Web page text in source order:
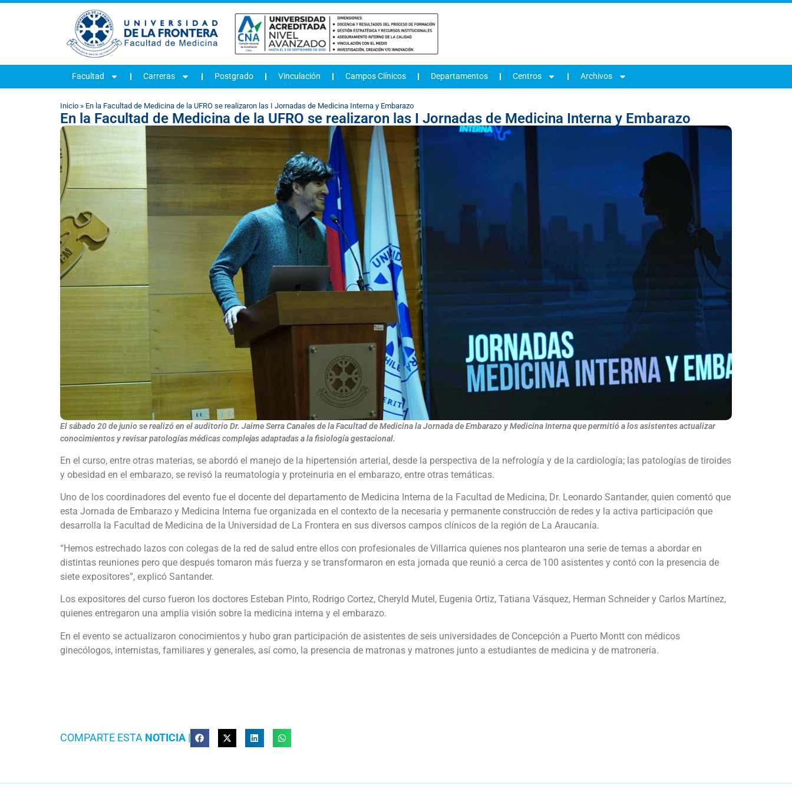
Facultad Carreras Postgrado Vinculación Campos Clínicos Departamentos Centros Archivos
Inicio » En la Facultad de Medicina de la UFRO se realizaron las I Jornadas de Medicina Interna y Embarazo
En la Facultad de Medicina de la UFRO se realizaron las I Jornadas de Medicina Interna y Embarazo
El sábado 20 de junio se realizó en el auditorio Dr. Jaime Serra Canales de la Facultad de Medicina la Jornada de Embarazo y Medicina Interna que permitió a los asistentes actualizar
conocimientos y revisar patologías médicas complejas adaptadas a la fisiología gestacional.
En el curso, entre otras materias, se abordó el manejo de la hipertensión arterial, desde la perspectiva de la nefrología y de la cardiología; las patologías de tiroides
y obesidad en el embarazo, se revisó la reumatología y proteinuria en el embarazo, entre otras temáticas.
Uno de los coordinadores del evento fue el docente del departamento de Medicina Interna de la Facultad de Medicina, Dr. Leonardo Santander, quien comentó que
esta Jornada de Embarazo y Medicina Interna fue organizada en el contexto de la necesaria y permanente construcción de redes y la activa participación que
desarrolla la Facultad de Medicina de la Universidad de La Frontera en sus diversos campos clínicos de la región de La Araucanía.
“Hemos estrechado lazos con colegas de la red de salud entre ellos con profesionales de Villarrica quienes nos plantearon una serie de temas a abordar en
distintas reuniones pero que después tomaron más fuerza y se transformaron en esta jornada que reunió a cerca de 100 asistentes y contó con la presencia de
siete expositores”, explicó Santander.
Los expositores del curso fueron los doctores Esteban Pinto, Rodrigo Cortez, Cheryld Mutel, Eugenia Ortiz, Tatiana Vásquez, Herman Schneider y Carlos Martínez,
quienes entregaron una amplia visión sobre la medicina interna y el embarazo.
En el evento se actualizaron conocimientos y hubo gran participación de asistentes de seis universidades de Concepción a Puerto Montt con médicos
ginecólogos, internistas, familiares y generales, así como, la presencia de matronas y matrones junto a estudiantes de medicina y de matronería.
COMPARTE ESTA NOTICIA